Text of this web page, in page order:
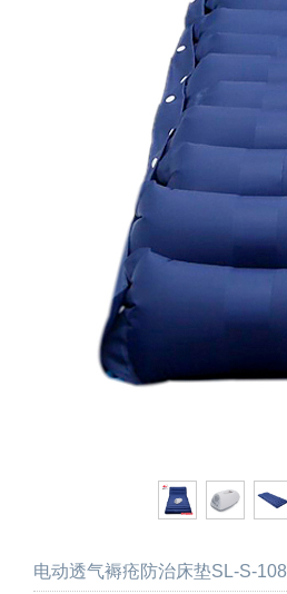
电动透气褥疮防治床垫SL-S-108